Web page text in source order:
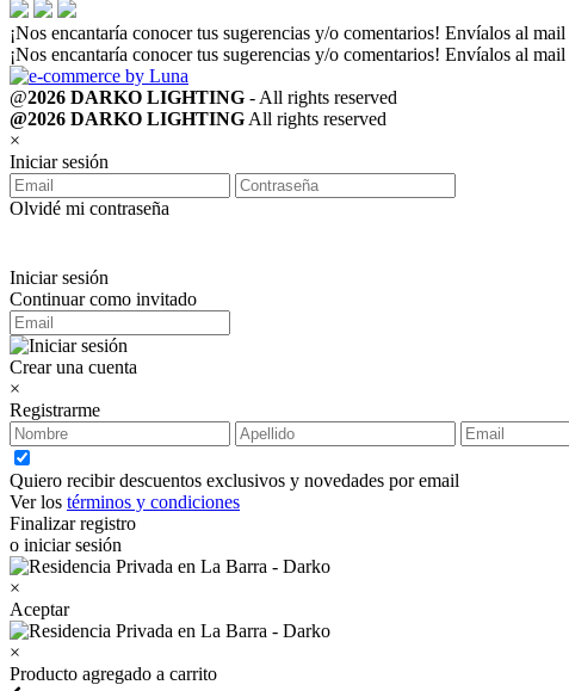
¡Nos encantaría conocer tus sugerencias y/o comentarios! Envíalos al mail
¡Nos encantaría conocer tus sugerencias y/o comentarios! Envíalos al mail
@2026 DARKO LIGHTING - All rights reserved
@2026 DARKO LIGHTING All rights reserved
×
Iniciar sesión
Olvidé mi contraseña
Iniciar sesión
Continuar como invitado
Crear una cuenta
×
Registrarme
Quiero recibir descuentos exclusivos y novedades por email
Ver los términos y condiciones
Finalizar registro
o iniciar sesión
×
Aceptar
×
Producto agregado a carrito